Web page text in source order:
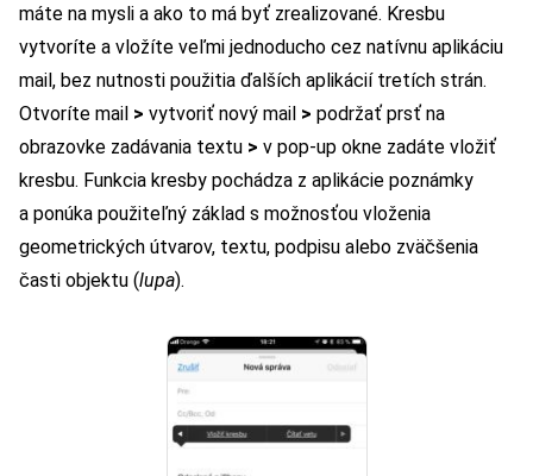
máte na mysli a ako to má byť zrealizované. Kresbu
vytvoríte a vložíte veľmi jednoducho cez natívnu aplikáciu
mail, bez nutnosti použitia ďalších aplikácií tretích strán.
Otvoríte mail > vytvoriť nový mail > podržať prsť na
obrazovke zadávania textu > v pop-up okne zadáte vložiť
kresbu. Funkcia kresby pochádza z aplikácie poznámky
a ponúka použiteľný základ s možnosťou vloženia
geometrických útvarov, textu, podpisu alebo zväčšenia
časti objektu (lupa).